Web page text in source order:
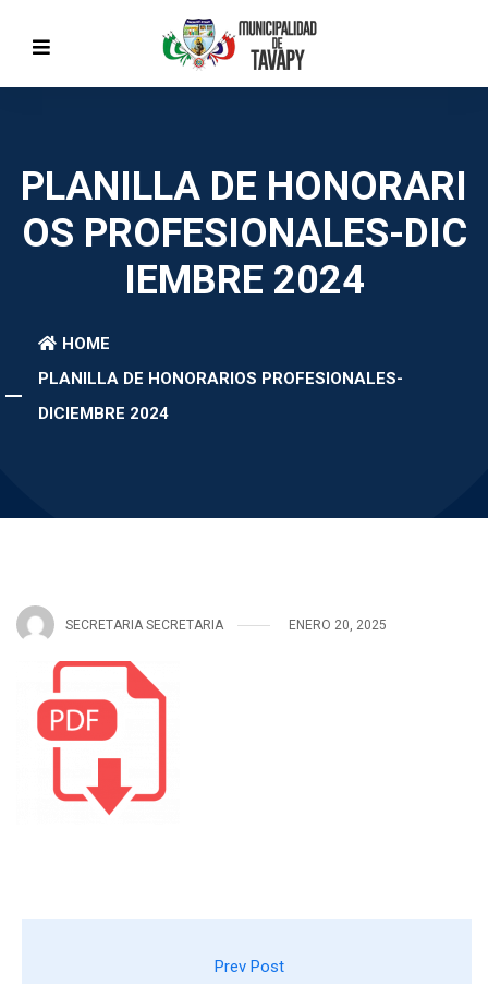
PLANILLA DE HONORARI
OS PROFESIONALES-DIC
IEMBRE 2024
HOME
PLANILLA DE HONORARIOS PROFESIONALES-
DICIEMBRE 2024
SECRETARIA SECRETARIA ENERO 20, 2025
Prev Post